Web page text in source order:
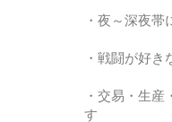
・夜～深夜帯
・戦闘が好
・交易・生
す